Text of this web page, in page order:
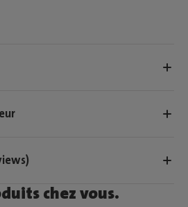
chez vous.